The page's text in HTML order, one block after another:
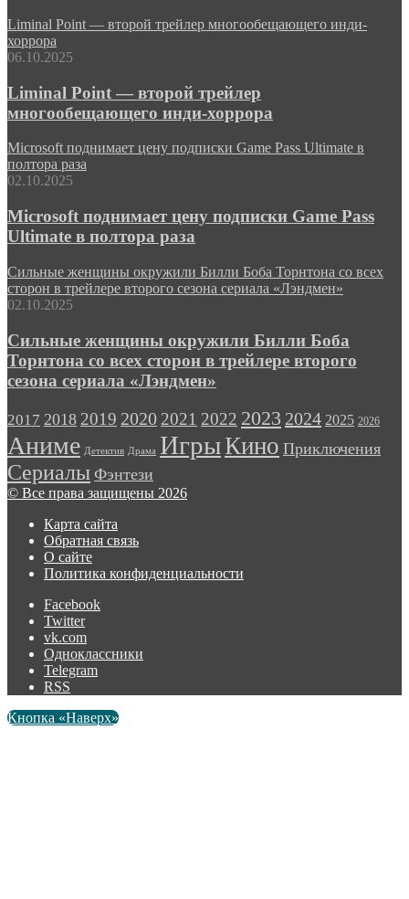
Liminal Point — второй трейлер многообещающего инди-
хоррора
06.10.2025
Liminal Point — второй трейлер
многообещающего инди-хоррора
Microsoft поднимает цену подписки Game Pass Ultimate в
полтора раза
02.10.2025
Microsoft поднимает цену подписки Game Pass
Ultimate в полтора раза
Сильные женщины окружили Билли Боба Торнтона со всех
сторон в трейлере второго сезона сериала «Лэндмен»
02.10.2025
Сильные женщины окружили Билли Боба
Торнтона со всех сторон в трейлере второго
сезона сериала «Лэндмен»
2017 2018 2019 2020 2021 2022 2023 2024 2025 2026
Аниме Детектив Драма ИгрыКино Приключения
Сериалы Фэнтези
© Все права защищены 2026
Карта сайта
Обратная связь
О сайте
Политика конфиденциальности
Facebook
Twitter
vk.com
Одноклассники
Telegram
RSS
Кнопка «Наверх»